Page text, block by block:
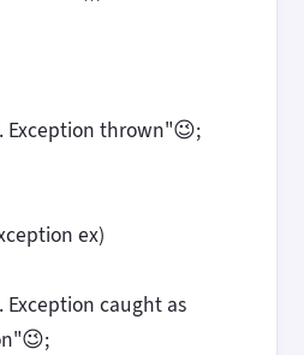
Exception thrown"😉;
ex)
Exception caught as